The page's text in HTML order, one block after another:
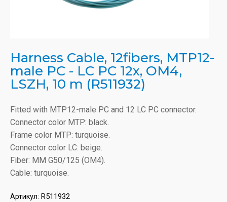
Harness Cable, 12fibers, MTP12-
male PC - LC PC 12x, OM4,
LSZH, 10 m (R511932)
Fitted with MTP12-male PC and 12 LC PC connector.
Connector color MTP: black.
Frame color MTP: turquoise.
Connector color LC: beige.
Fiber: MM G50/125 (OM4).
Cable: turquoise.
Артикул: R511932